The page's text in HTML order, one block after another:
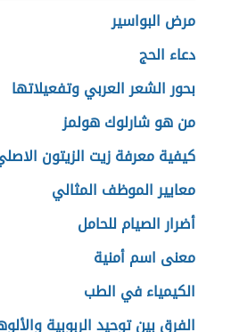
مرض البواسير
دعاء الحج
بحور الشعر العربي وتفعيلاتها
من هو شارلوك هولمز
كيفية معرفة زيت الزيتون
معايير الموظف المثالي
أضرار الصيام للحامل
معنى اسم أمنية
الكيمياء في الطب
الفرق بين توحيد الربوبية